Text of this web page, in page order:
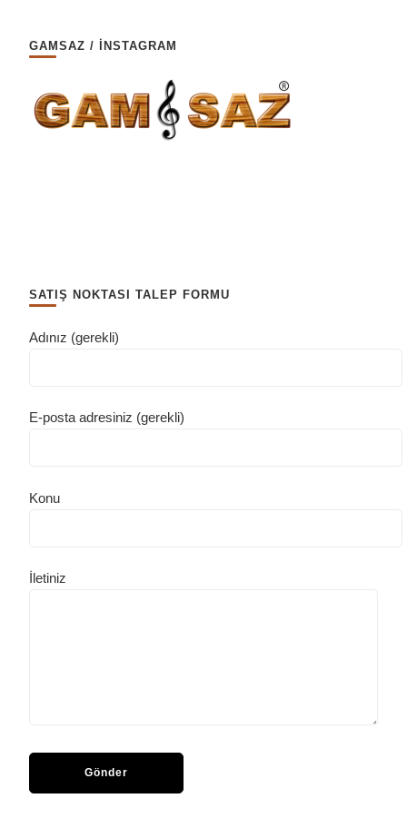
GAMSAZ / İNSTAGRAM
SATIŞ NOKTASI TALEP FORMU
Adınız (gerekli)
E-posta adresiniz (gerekli)
Konu
İletiniz